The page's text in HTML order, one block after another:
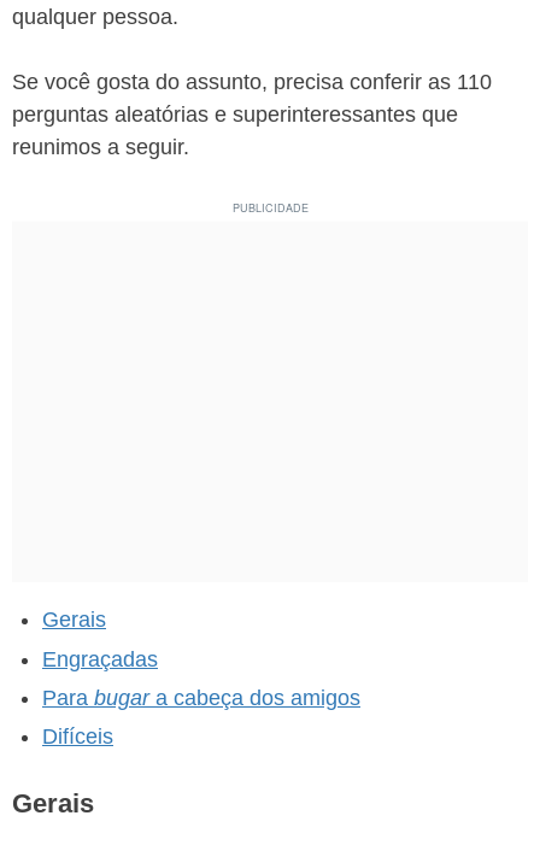
qualquer pessoa.
Se você gosta do assunto, precisa conferir as 110
perguntas aleatórias e superinteressantes que
reunimos a seguir.
Gerais
Engraçadas
Para bugara cabeça dos amigos
Difíceis
Gerais